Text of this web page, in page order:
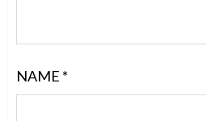
NAME *